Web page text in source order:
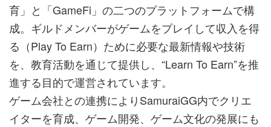
育」と「GameFi」の二つのプラットフォームで構
成。ギルドメンバーがゲームをプレイして収入を得
る（Play To Earn）ために必要な最新情報や技術
を、教育活動を通じて提供し、“Learn To Earn”を推
進する目的で運営されています。
ゲーム会社との連携によりSamuraiGG内でクリエ
イターを育成、ゲーム開発、ゲーム文化の発展にも